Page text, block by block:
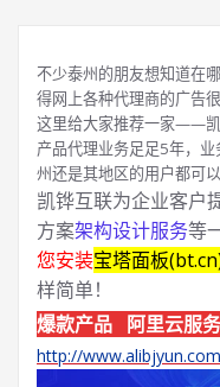
不少泰州的朋友想知道在
得网上各种代理商的广告
这里给大家推荐一家——
产品代理业务足足5年，
州还是其地区的用户都可以
凯铧互联为企业客户
方案架构设计服务等
您安装宝塔面板(bt.cn)
样简单！
爆款产品 阿里云服
http://